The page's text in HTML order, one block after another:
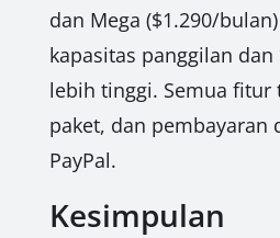
dan Mega ($1.290/
kapasitas panggilan
lebih tinggi. Semua fitur
paket, dan pembayaran
PayPal.
Kesimpulan